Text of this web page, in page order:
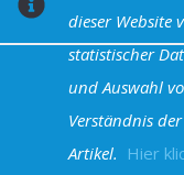
Halva
dieser Website
statistischer
und Auswahl
Verständnis
Artikel. Hier